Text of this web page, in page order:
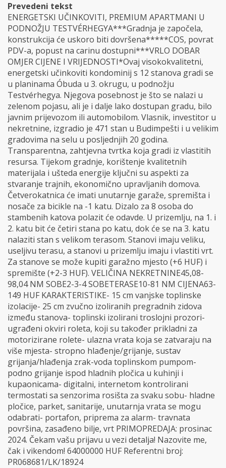
Prevedeni tekst
ENERGETSKI UČINKOVITI, PREMIUM APARTMANI U
PODNOŽJU TESTVÉRHEGYA***Gradnja je započela,
konstrukcija će uskoro biti dovršena*****COS, povrat
PDV-a, popust na carinu dostupni***VRLO DOBAR
OMJER CIJENE I VRIJEDNOSTI*Ovaj visokokvalitetni,
energetski učinkoviti kondominij s 12 stanova gradi se
u planinama Óbuda u 3. okrugu, u podnožju
Testvérhegya. Njegova posebnost je što se nalazi u
zelenom pojasu, ali je i dalje lako dostupan gradu, bilo
javnim prijevozom ili automobilom. Vlasnik, investitor u
nekretnine, izgradio je 471 stan u Budimpešti i u velikim
gradovima na selu u posljednjih 20 godina.
Transparentna, zahtjevna tvrtka koja gradi iz vlastitih
resursa. Tijekom gradnje, korištenje kvalitetnih
materijala i ušteda energije ključni su aspekti za
stvaranje trajnih, ekonomično upravljanih domova.
Četverokatnica će imati unutarnje garaže, spremišta i
nosače za bicikle na -1 katu. Dizalo za 8 osoba do
stambenih katova polazit će odavde. U prizemlju, na 1. i
2. katu bit će četiri stana po katu, dok će se na 3. katu
nalaziti stan s velikom terasom. Stanovi imaju veliku,
useljivu terasu, a stanovi u prizemlju imaju i vlastiti vrt.
Za stanove se može kupiti garažno mjesto (+6 HUF) i
spremište (+2-3 HUF). VELIČINA NEKRETNINE45,08-
98,04 NM SOBE2-3-4 SOBETERASE10-81 NM CIJENA63-
149 HUF KARAKTERISTIKE- 15 cm vanjske toplinske
izolacije- 25 cm zvučno izoliranih pregradnih zidova
između stanova- toplinski izolirani troslojni prozori-
ugrađeni okviri roleta, koji su također prikladni za
motorizirane rolete- ulazna vrata koja se zatvaraju na
više mjesta- stropno hlađenje/grijanje, sustav
grijanja/hlađenja zrak-voda toplinskom pumpom-
podno grijanje ispod hladnih pločica u kuhinji i
kupaonicama- digitalni, internetom kontrolirani
termostati sa senzorima rosišta za svaku sobu- hladne
pločice, parket, sanitarije, unutarnja vrata se mogu
odabrati- portafon, priprema za alarm- travnata
površina, zasađeno bilje, vrt PRIMOPREDAJA: prosinac
2024. Čekam vašu prijavu u vezi detalja! Nazovite me,
čak i vikendom! 64000000 HUF Referentni broj:
PR068681/LK/18924